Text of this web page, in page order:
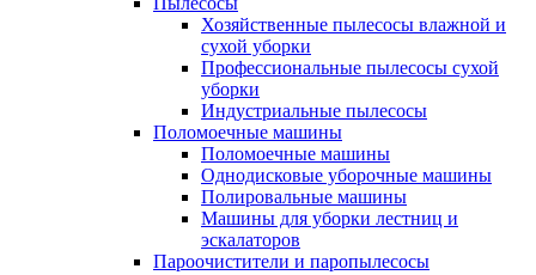
Хозяйственные пылесосы влажной и
сухой уборки
Профессиональные пылесосы сухой
уборки
Индустриальные пылесосы
Поломоечные машины
Поломоечные машины
Однодисковые уборочные машины
Полировальные машины
Машины для уборки лестниц и
эскалаторов
Пароочистители и паропылесосы